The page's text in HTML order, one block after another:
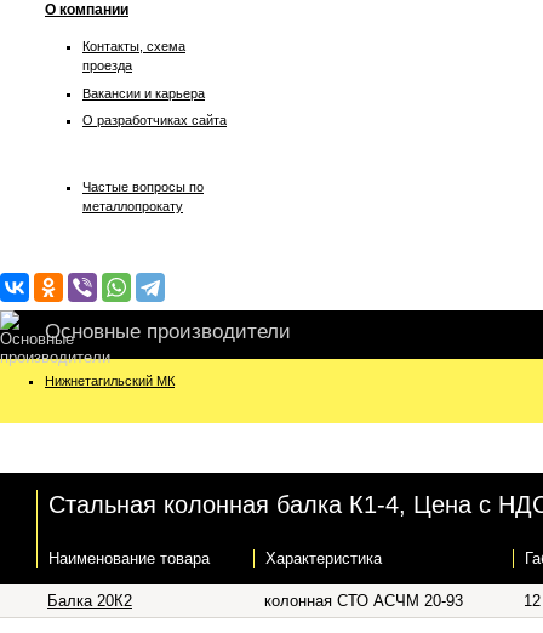
О компании
Контакты, схема
проезда
Вакансии и карьера
О разработчиках сайта
Частые вопросы по
металлопрокату
Основные производители
Нижнетагильский МК
Стальная колонная балка К1-4, Цена с
Наименование товара Характеристика
Балка 20К2 колонная СТО АСЧМ 20-93